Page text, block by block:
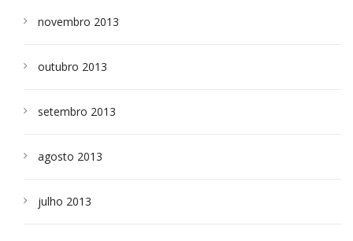
novembro 2013
outubro 2013
setembro 2013
agosto 2013
julho 2013